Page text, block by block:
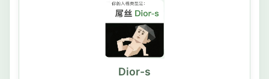
Dior-s